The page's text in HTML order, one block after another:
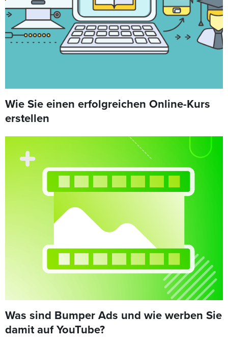
Wie Sie einen erfolgreichen Online-Kurs
erstellen
Was sind Bumper Ads und wie werben Sie
damit auf YouTube?